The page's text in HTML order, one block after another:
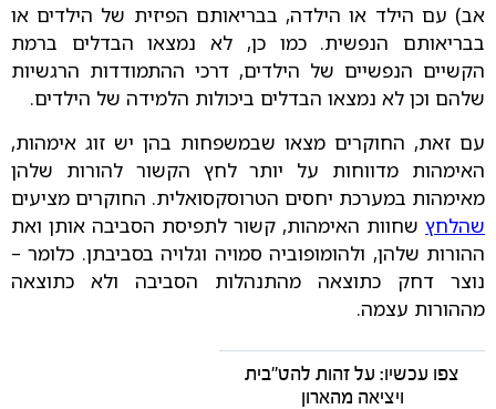
אב) עם הילד או הילדה, בבריאותם הפיזית של הילדים או
בבריאותם הנפשית. כמו כן, לא נמצאו הבדלים ברמת
הקשיים הנפשיים של הילדים, דרכי ההתמודדות הרגשיות
שלהם וכן לא נמצאו הבדלים ביכולות הלמידה של הילדים.
עם זאת, החוקרים מצאו שבמשפחות בהן יש זוג אימהות,
האימהות מדווחות על יותר לחץ הקשור להורות שלהן
מאימהות במערכת יחסים הטרוסקסואלית. החוקרים מציעים
שהלחץ שחוות האימהות, קשור לתפיסת הסביבה אותן ואת
ההורות שלהן, ולהומופוביה סמויה וגלויה בסביבתן. כלומר –
נוצר דחק כתוצאה מהתנהלות הסביבה ולא כתוצאה
מההורות עצמה.
צפו עכשיו: על זהות להט"בית
ויציאה מהארון